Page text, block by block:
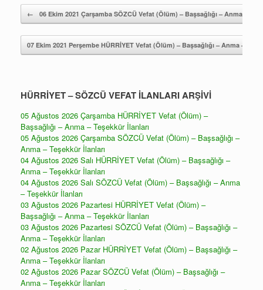
Yazı gezintisi
← 06 Ekim 2021 Çarşamba SÖZCÜ Vefat (Ölüm) – Başsağlığı – Anma –
07 Ekim 2021 Perşembe HÜRRİYET Vefat (Ölüm) – Başsağlığı – Anma –
HÜRRİYET – SÖZCÜ VEFAT İLANLARI ARŞİVİ
05 Ağustos 2026 Çarşamba HÜRRİYET Vefat (Ölüm) –
Başsağlığı – Anma – Teşekkür İlanları
05 Ağustos 2026 Çarşamba SÖZCÜ Vefat (Ölüm) – Başsağlığı –
Anma – Teşekkür İlanları
04 Ağustos 2026 Salı HÜRRİYET Vefat (Ölüm) – Başsağlığı –
Anma – Teşekkür İlanları
04 Ağustos 2026 Salı SÖZCÜ Vefat (Ölüm) – Başsağlığı – Anma
– Teşekkür İlanları
03 Ağustos 2026 Pazartesi HÜRRİYET Vefat (Ölüm) –
Başsağlığı – Anma – Teşekkür İlanları
03 Ağustos 2026 Pazartesi SÖZCÜ Vefat (Ölüm) – Başsağlığı –
Anma – Teşekkür İlanları
02 Ağustos 2026 Pazar HÜRRİYET Vefat (Ölüm) – Başsağlığı –
Anma – Teşekkür İlanları
02 Ağustos 2026 Pazar SÖZCÜ Vefat (Ölüm) – Başsağlığı –
Anma – Teşekkür İlanları